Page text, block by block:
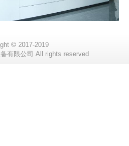
© 2017-2019
有限公司 All rights reserved